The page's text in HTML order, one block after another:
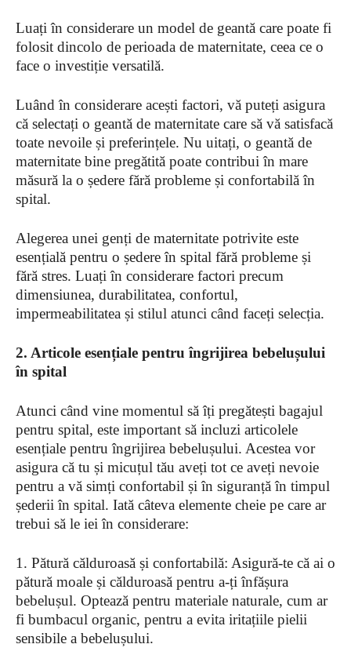
Luați în considerare un model de geantă care poate fi
folosit dincolo de perioada de maternitate, ceea ce o
face o investiție versatilă.
Luând în considerare acești factori, vă puteți asigura
că selectați o geantă de maternitate care să vă satisfacă
toate nevoile și preferințele. Nu uitați, o geantă de
maternitate bine pregătită poate contribui în mare
măsură la o ședere fără probleme și confortabilă în
spital.
Alegerea unei genți de maternitate potrivite este
esențială pentru o ședere în spital fără probleme și
fără stres. Luați în considerare factori precum
dimensiunea, durabilitatea, confortul,
impermeabilitatea și stilul atunci când faceți selecția.
2. Articole esențiale pentru îngrijirea bebelușului
în spital
Atunci când vine momentul să îți pregătești bagajul
pentru spital, este important să incluzi articolele
esențiale pentru îngrijirea bebelușului. Acestea vor
asigura că tu și micuțul tău aveți tot ce aveți nevoie
pentru a vă simți confortabil și în siguranță în timpul
șederii în spital. Iată câteva elemente cheie pe care ar
trebui să le iei în considerare:
1. Pătură călduroasă și confortabilă: Asigură-te că ai o
pătură moale și călduroasă pentru a-ți înfășura
bebelușul. Optează pentru materiale naturale, cum ar
fi bumbacul organic, pentru a evita iritațiile pielii
sensibile a bebelușului.